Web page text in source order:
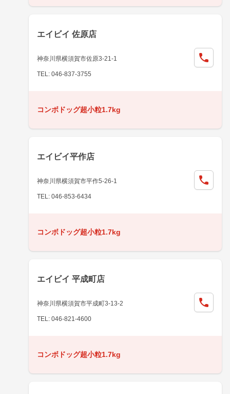
エイビイ 佐原店
神奈川県横須賀市佐原3-21-1
TEL: 046-837-3755
コンボドッグ超小粒1.7kg
エイビイ平作店
神奈川県横須賀市平作5-26-1
TEL: 046-853-6434
コンボドッグ超小粒1.7kg
エイビイ 平成町店
神奈川県横須賀市平成町3-13-2
TEL: 046-821-4600
コンボドッグ超小粒1.7kg